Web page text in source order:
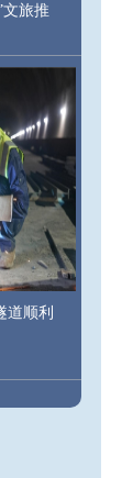
旅推
道顺利